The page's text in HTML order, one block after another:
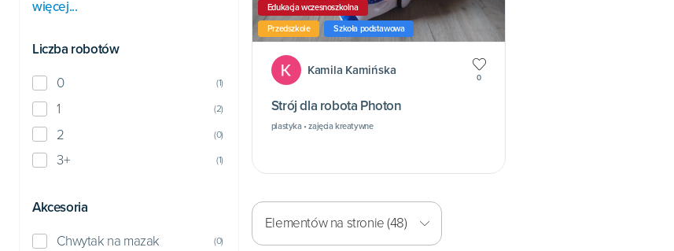
więcej...
Liczba robotów
0 (1)
1 (2)
2 (0)
3+ (1)
Akcesoria
Chwytak na mazak (0)
Przedszkole Szkoła podstawowa
Edukacja wczesnoszkolna
Kamila Kamińska
0
Strój dla robota Photon
plastyka • zajęcia kreatywne
Elementów na stronie (48)